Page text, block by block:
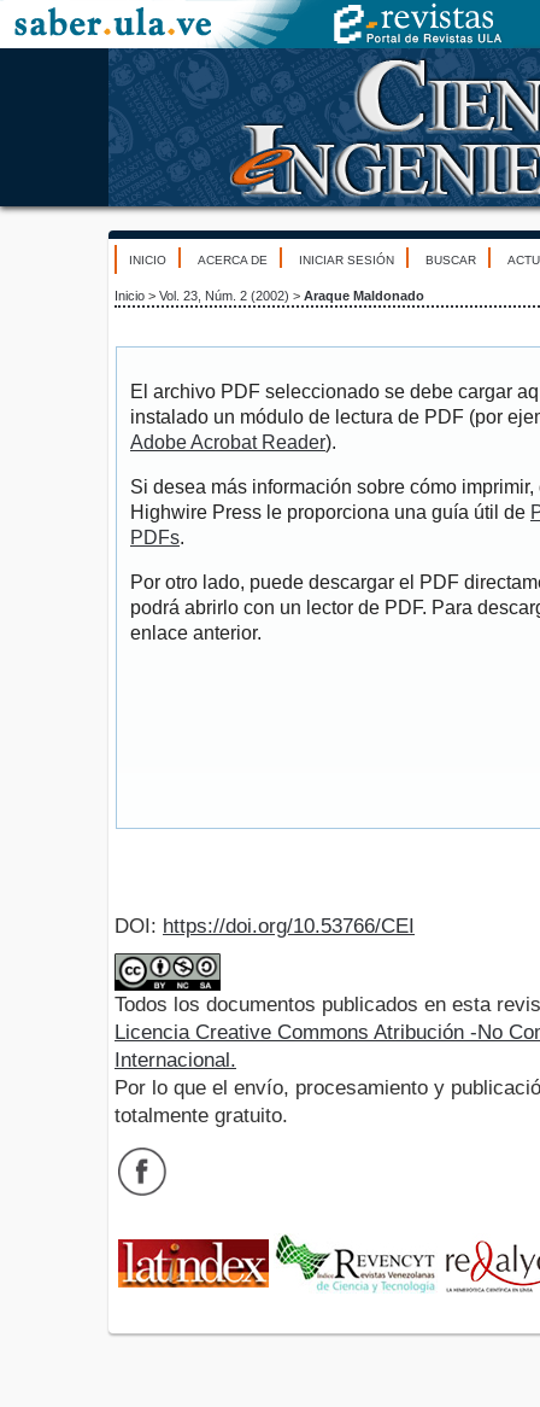
INICIO ACERCA DE INICIAR SESIÓN BUSCAR
Inicio > Vol. 23, Núm. 2 (2002) > Araque Maldonado
El archivo PDF seleccionado se debe cargar
instalado un módulo de lectura de PDF (por
Adobe Acrobat Reader).
Si desea más información sobre cómo
Highwire Press le proporciona una guía útil de
PDFs.
Por otro lado, puede descargar el PDF
podrá abrirlo con un lector de PDF. Para
enlace anterior.
DOI: https://doi.org/10.53766/CEI
Todos los documentos publicados en esta
Licencia Creative Commons Atribución -No
Internacional.
Por lo que el envío, procesamiento y
totalmente gratuito.